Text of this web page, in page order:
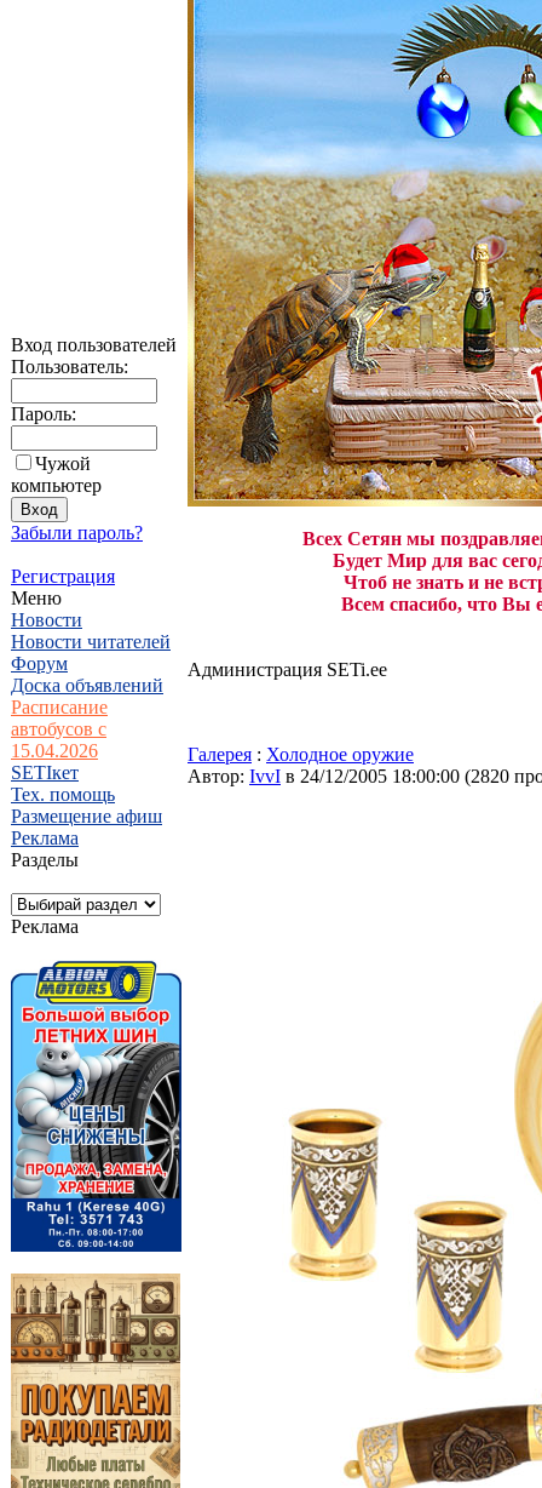
Вход пользователей
Пользователь:
Пароль:
Чужой
компьютер
Забыли пароль?
Регистрация
Меню
Новости
Новости читателей
Форум
Доска объявлений
Расписание
автобусов с
15.04.2026
SETIкет
Тех. помощь
Размещение афиш
Реклама
Разделы
Реклама
Всех Сетян мы
Будет Мир для вас
Чтоб не знать и не
Всем спасибо, что Вы
Администрация SETi.ee
Галерея : Холодное оружие
Автор: IvvI в 24/12/2005 18:00:00 (2820